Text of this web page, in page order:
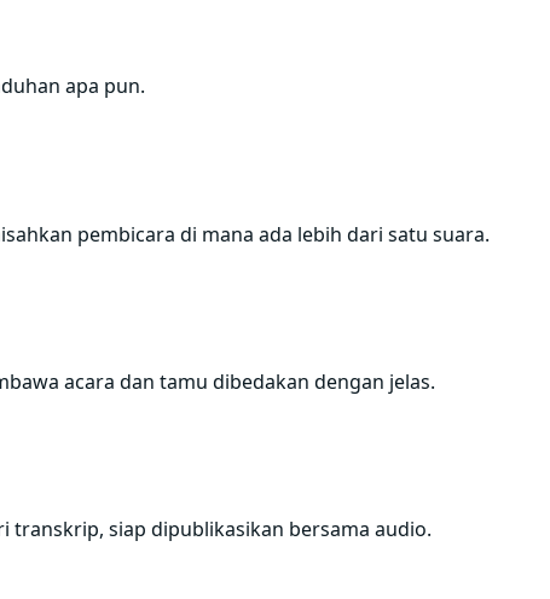
apa pun.
pembicara di mana ada lebih dari satu suara.
acara dan tamu dibedakan dengan jelas.
transkrip, siap dipublikasikan bersama audio.